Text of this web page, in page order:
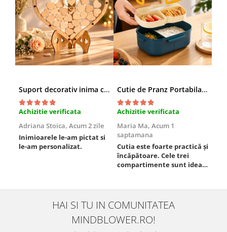
Suport decorativ inima cu mesaje, Cadou cu suflet
Achizitie verificata
Adriana Stoica, Acum 2 zile
Inimioarele le-am pictat si
le-am personalizat.
Cutie de Pranz Portabila cu Compartimente
Achizitie verificata
Maria Ma, Acum 1
saptamana
Cutia este foarte practică și
încăpătoare. Cele trei
compartimente sunt ideale
este sigură, fără scurgeri. O
folosesc aproape zilnic la
serviciu și sunt foarte
mulțumită.
HAI SI TU IN COMUNITATEA
MINDBLOWER.RO!